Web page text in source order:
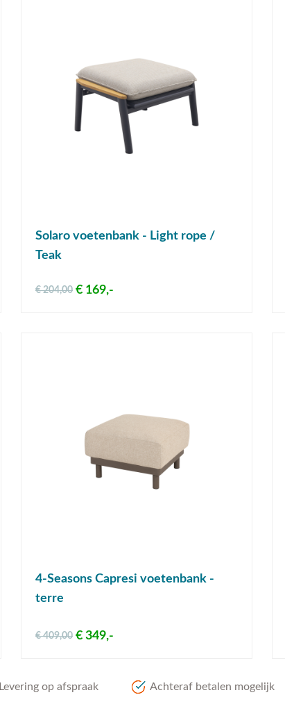
Solaro voetenbank - Light rope /
Teak
€ 169,-
€ 204,00
4-Seasons Capresi voetenbank -
terre
€ 349,-
€ 409,00
Levering op afspraak Achteraf betalen mogelijk